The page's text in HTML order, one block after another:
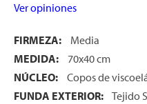
Ver opiniones
FIRMEZA:
Media
MEDIDA:
70x40 cm
NÚCLEO:
Copos de
FUNDA EXTERIOR: Tejido